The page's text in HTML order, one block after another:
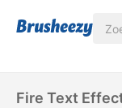
Fire Text